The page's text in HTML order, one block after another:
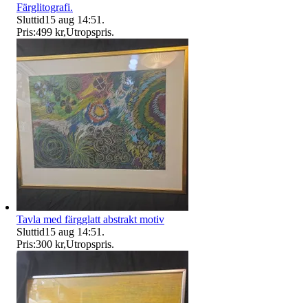
Färglitografi.
Sluttid15 aug 14:51 .
Pris:499 kr,Utropspris.
Tavla med färgglatt abstrakt motiv
Sluttid15 aug 14:51 .
Pris:300 kr,Utropspris.